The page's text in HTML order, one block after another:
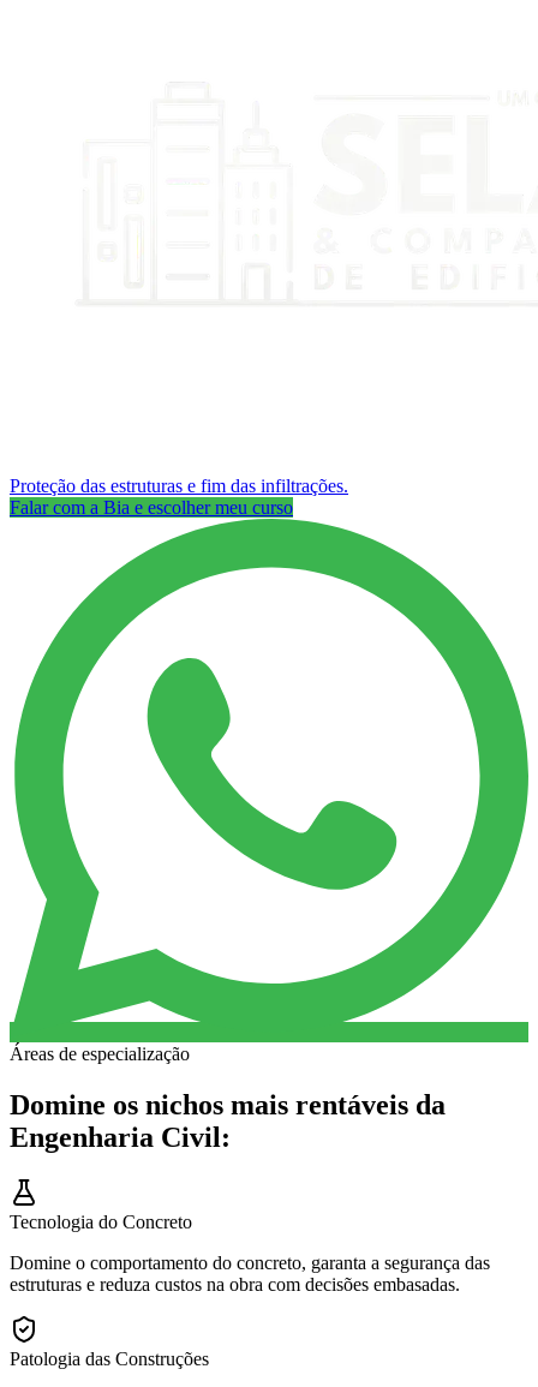
Proteção das estruturas e fim das infiltrações.
Falar com a Bia e escolher meu curso
Áreas de especialização
Domine os nichos mais rentáveis da
Engenharia Civil:
Tecnologia do Concreto
Domine o comportamento do concreto, garanta a segurança das
estruturas e reduza custos na obra com decisões embasadas.
Patologia das Construções